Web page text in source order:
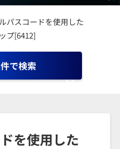
パスコードを使用した
プ[6412]
で検索
を使用した